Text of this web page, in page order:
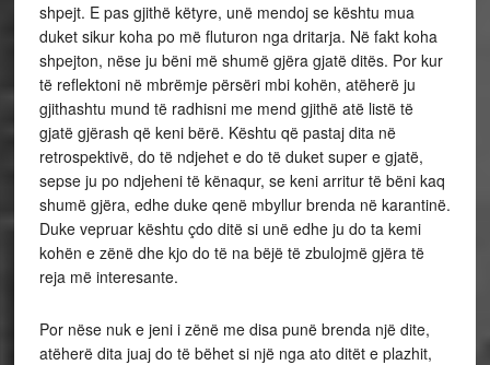
shpejt. E pas gjithë këtyre, unë mendoj se kështu mua
duket sikur koha po më fluturon nga dritarja. Në fakt koha
shpejton, nëse ju bëni më shumë gjëra gjatë ditës. Por kur
të reflektoni në mbrëmje përsëri mbi kohën, atëherë ju
gjithashtu mund të radhisni me mend gjithë atë listë të
gjatë gjërash që keni bërë. Kështu që pastaj dita në
retrospektivë, do të ndjehet e do të duket super e gjatë,
sepse ju po ndjeheni të kënaqur, se keni arritur të bëni kaq
shumë gjëra, edhe duke qenë mbyllur brenda në karantinë.
Duke vepruar kështu çdo ditë si unë edhe ju do ta kemi
kohën e zënë dhe kjo do të na bëjë të zbulojmë gjëra të
reja më interesante.
Por nëse nuk e jeni i zënë me disa punë brenda një dite,
atëherë dita juaj do të bëhet si një nga ato ditët e plazhit,